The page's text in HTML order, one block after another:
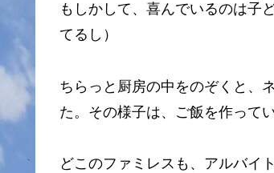
もしかして、喜んでいるのは子
てるし）
ちらっと厨房の中をのぞくと、
た。その様子は、ご飯を作って
どこのファミレスも、アルバイ